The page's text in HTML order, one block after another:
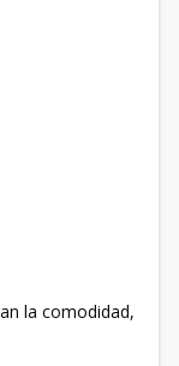
la comodidad,